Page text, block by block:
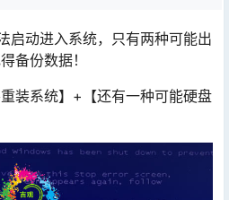
启动进入系统，只有两种可能出
备份数据！
重装系统】+【还有一种可能硬盘